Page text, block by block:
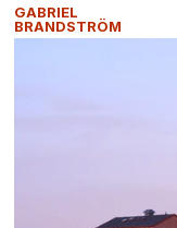
GABRIEL
BRANDSTRÖM